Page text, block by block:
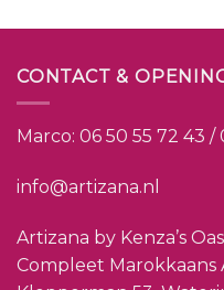
CONTACT &
Marco: 06 50 55 72 43 /
info@artizana.nl
Artizana by Kenza’s
Compleet Marokkaans